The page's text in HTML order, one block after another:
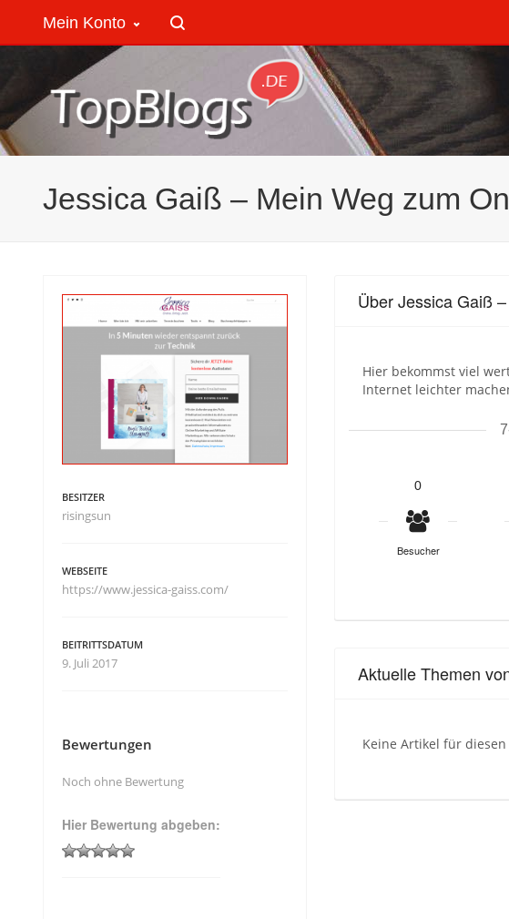
Mein Konto
Jessica Gaiß – Mein Weg zum
Über Jessica Gaiß
Hier bekommst viel
Internet leichter
0
Besucher
Aktuelle Themen
Keine Artikel für
BESITZER
risingsun
WEBSEITE
https://www.jessica-gaiss.com/
BEITRITTSDATUM
9. Juli 2017
Bewertungen
Noch ohne Bewertung
Hier Bewertung abgeben: